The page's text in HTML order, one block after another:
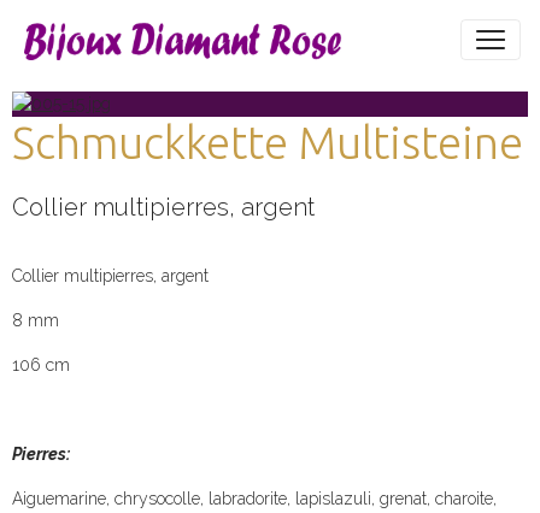
Schmuckkette Multisteine
Collier multipierres, argent
Collier multipierres, argent
8 mm
106 cm
Pierres:
Aiguemarine, chrysocolle, labradorite, lapislazuli, grenat, charoite,